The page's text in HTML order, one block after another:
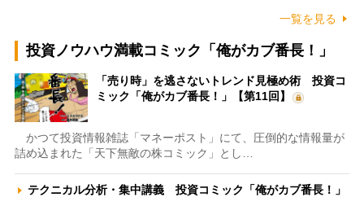
一覧を見る
投資ノウハウ満載コミック「俺がカブ番長！」
「売り時」を逃さないトレンド見極め術 投資コ
ミック「俺がカブ番長！」【第11回】
かつて投資情報雑誌「マネーポスト」にて、圧倒的な情報量が
詰め込まれた「天下無敵の株コミック」とし…
テクニカル分析・集中講義 投資コミック「俺がカブ番長！」